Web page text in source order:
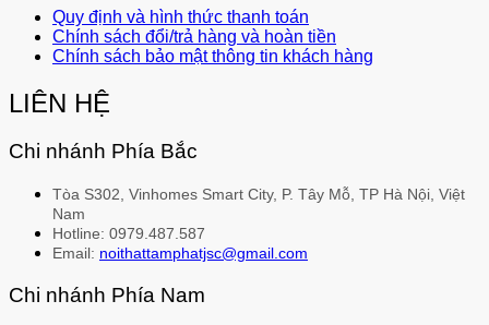
Quy định và hình thức thanh toán
Chính sách đổi/trả hàng và hoàn tiền
Chính sách bảo mật thông tin khách hàng
LIÊN HỆ
Chi nhánh Phía Bắc
Tòa S302, Vinhomes Smart City, P. Tây Mỗ, TP Hà Nội, Việt
Nam
Hotline: 0979.487.587
Email: noithattamphatjsc@gmail.com
Chi nhánh Phía Nam